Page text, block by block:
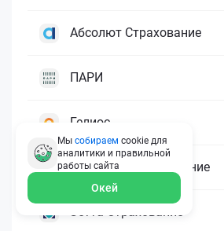
Абсолют Страхование
ПАРИ
Гелиос
Ренессанс Страхование
Мы собираем cookie для
аналитики и правильной
работы сайта
Окей